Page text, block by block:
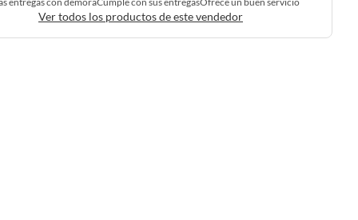
Ver todos los productos de este vendedor